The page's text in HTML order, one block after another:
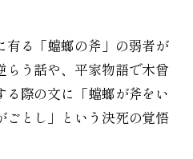
有る「蟷螂の斧」の弱者が
う話や、平家物語で木曾
際の文に「蟷螂が斧をい
ごとし」という決死の覚悟